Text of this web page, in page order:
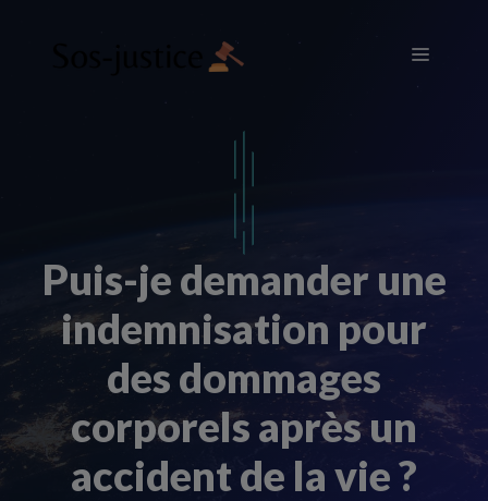
Menu
Puis-je demander une
indemnisation pour
des dommages
corporels après un
accident de la vie ?